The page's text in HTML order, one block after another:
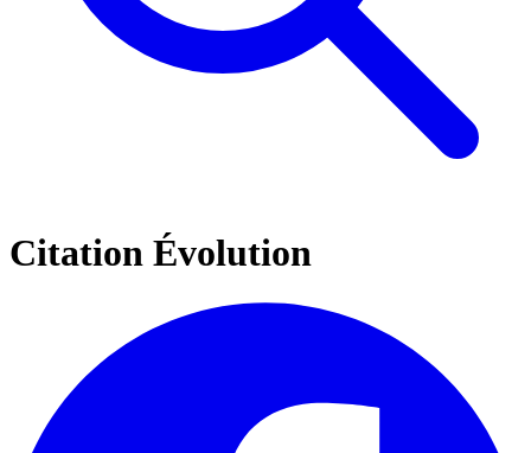
Citation Évolution